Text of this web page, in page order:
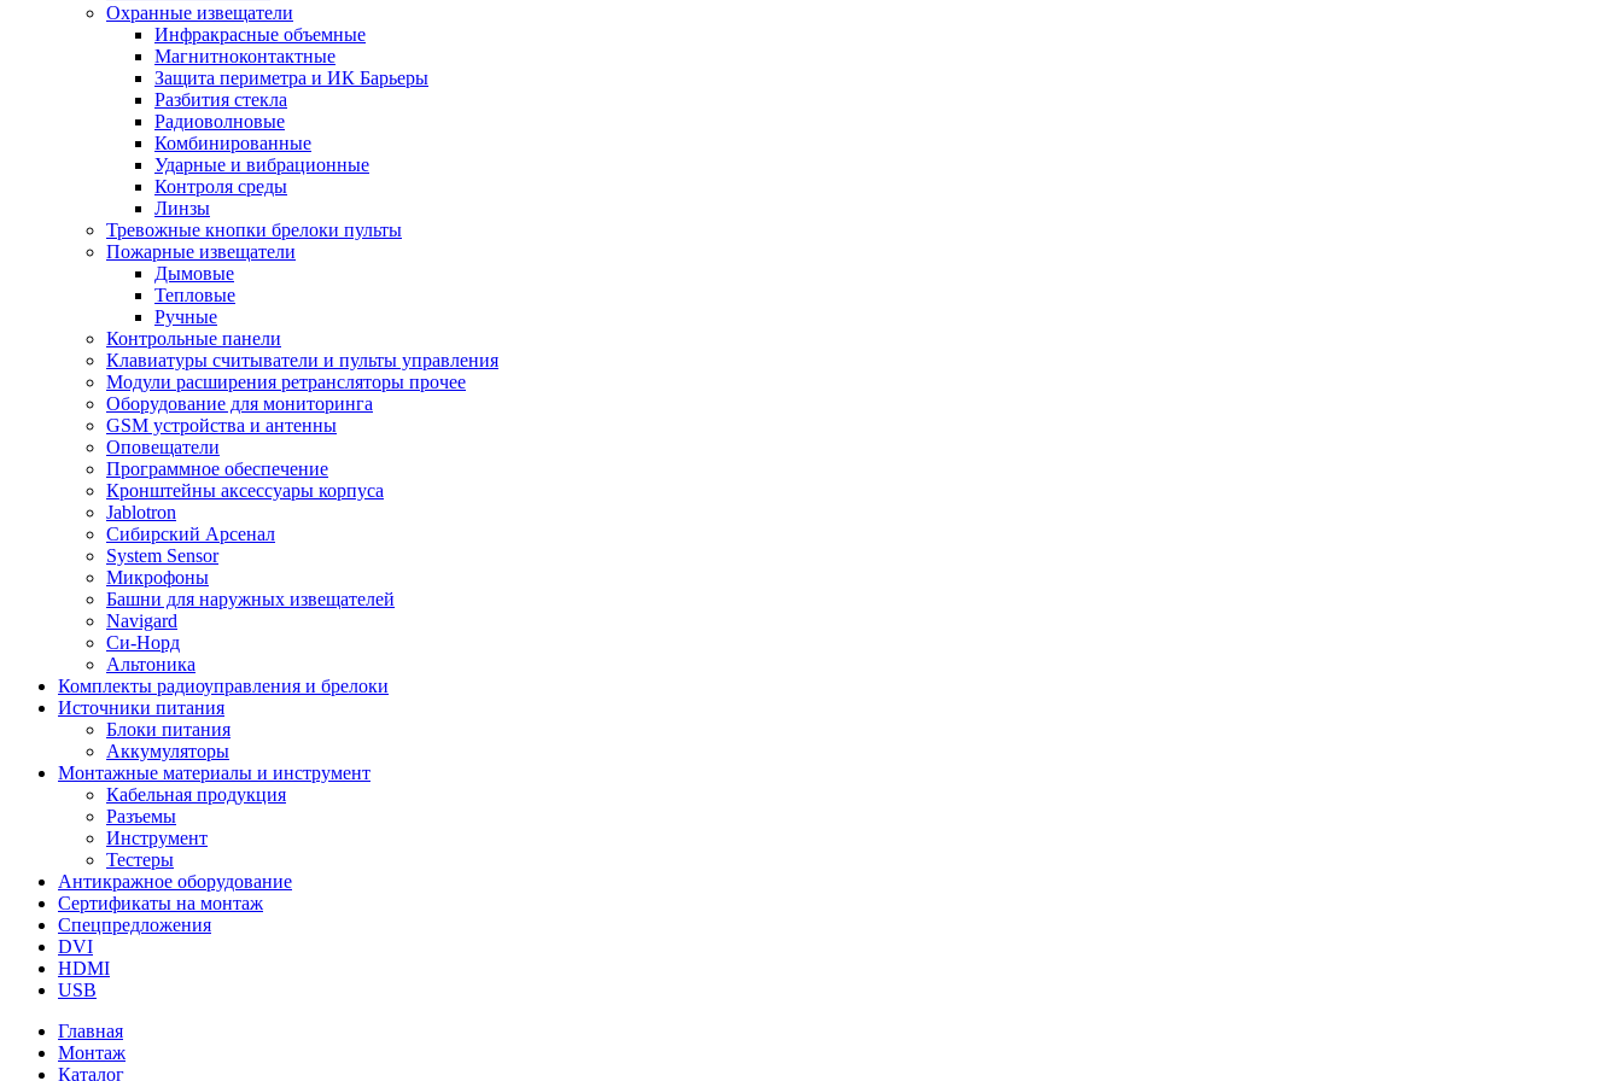
Охранные извещатели
Инфракрасные объемные
Магнитноконтактные
Защита периметра и ИК Барьеры
Разбития стекла
Радиоволновые
Комбинированные
Ударные и вибрационные
Контроля среды
Линзы
Тревожные кнопки брелоки пульты
Пожарные извещатели
Дымовые
Тепловые
Ручные
Контрольные панели
Клавиатуры считыватели и пульты управления
Модули расширения ретрансляторы прочее
Оборудование для мониторинга
GSM устройства и антенны
Оповещатели
Программное обеспечение
Кронштейны аксессуары корпуса
Jablotron
Сибирский Арсенал
System Sensor
Микрофоны
Башни для наружных извещателей
Navigard
Си-Норд
Альтоника
Комплекты радиоуправления и брелоки
Источники питания
Блоки питания
Аккумуляторы
Монтажные материалы и инструмент
Кабельная продукция
Разъемы
Инструмент
Тестеры
Антикражное оборудование
Сертификаты на монтаж
Спецпредложения
DVI
HDMI
USB
Главная
Монтаж
Каталог